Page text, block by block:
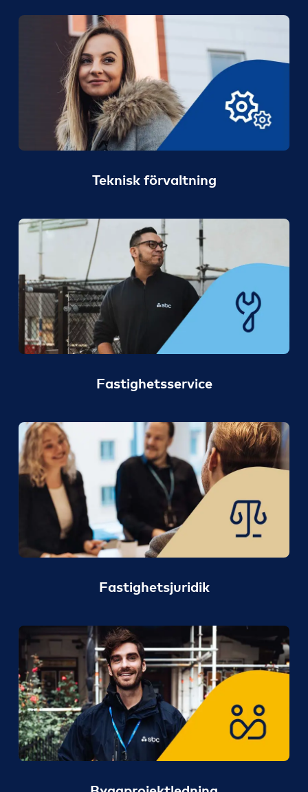
Teknisk förvaltning
Fastighetsservice
Fastighetsjuridik